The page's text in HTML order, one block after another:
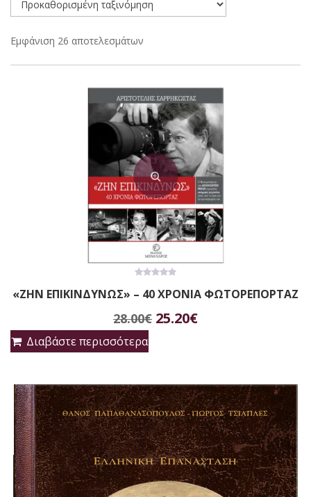
Εμφάνιση 26 αποτελεσμάτων
out
5
«ΖΗΝ ΕΠΙΚΙΝΔΥΝΩΣ» – 40 ΧΡΟΝΙΑ ΦΩΤΟΡΕΠΟΡΤΑΖ
28.00€ Original
28.00€.
25.20€Η
είναι:
25.20€.
Διαβάστε περισσότερα